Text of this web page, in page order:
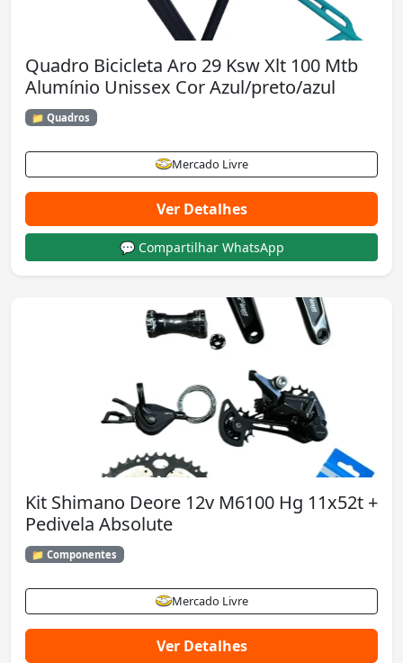
Quadro Bicicleta Aro 29 Ksw Xlt 100 Mtb
Alumínio Unissex Cor Azul/preto/azul
📁 Quadros
Mercado Livre
Ver Detalhes
💬 Compartilhar WhatsApp
Kit Shimano Deore 12v M6100 Hg 11x52t +
Pedivela Absolute
📁 Componentes
Mercado Livre
Ver Detalhes